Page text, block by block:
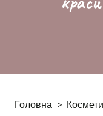
Головна